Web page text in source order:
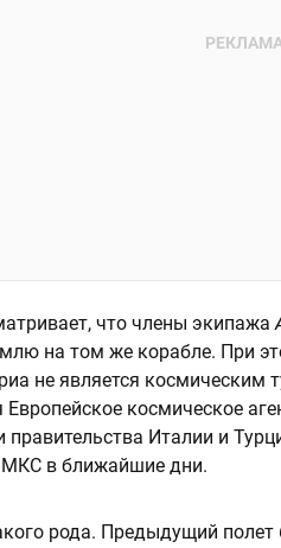
что члены экипажа
на том же корабле. При
не является космическим
космическое
Италии и
МКС в ближайшие дни.
рода. Предыдущий полет